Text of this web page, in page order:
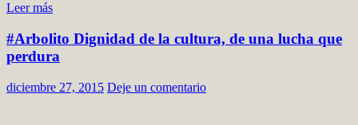
Leer más
#Arbolito Dignidad de la cultura, de una lucha que
perdura
diciembre 27, 2015 Deje un comentario